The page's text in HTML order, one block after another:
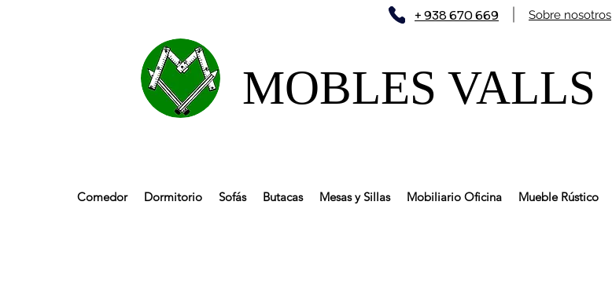
Sobre nosotros
+ 938 670 669
MOBLES VALLS​
Comedor Dormitorio Sofás Butacas Mesas y Sillas Mobiliario Oficina Mueble Rústico